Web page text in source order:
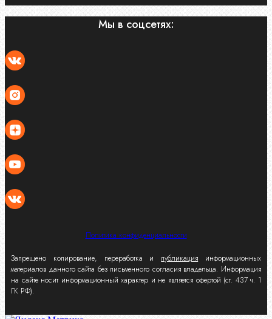
Мы в соцсетях:
Политика конфиденциальности
Запрещено копирование, переработка и публикация информационных
материалов данного сайта без письменного согласия владельца. Информация
на сайте носит информационный характер и не является офертой (ст. 437 ч. 1
ГК РФ).